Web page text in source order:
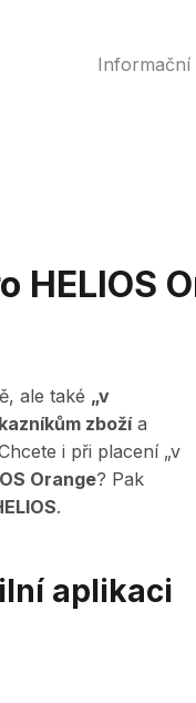
Informační
HELIOS
ale také „v
zbožía
i při placení „v
Orange? Pak
.
aplikaci